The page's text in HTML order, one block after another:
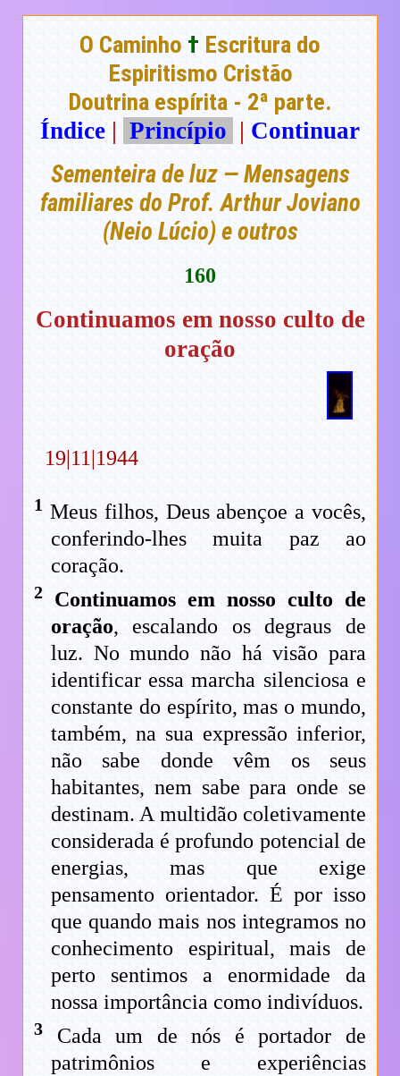
O Caminho † Escritura do
Espiritismo Cristão
Doutrina espírita - 2ª parte.
Índice | Princípio | Continuar
Sementeira de luz — Mensagens
familiares do Prof. Arthur Joviano
(Neio Lúcio) e outros
160
Continuamos em nosso culto de
oração
19|11|1944
1 Meus filhos, Deus abençoe a vocês,
conferindo-lhes muita paz ao
coração.
2
Continuamos em nosso culto de
oração, escalando os degraus de
luz. No mundo não há visão para
identificar essa marcha silenciosa e
constante do espírito, mas o mundo,
também, na sua expressão inferior,
não sabe donde vêm os seus
habitantes, nem sabe para onde se
destinam. A multidão coletivamente
considerada é profundo potencial de
energias, mas que exige
pensamento orientador. É por isso
que quando mais nos integramos no
conhecimento espiritual, mais de
perto sentimos a enormidade da
nossa importância como indivíduos.
3 Cada um de nós é portador de
patrimônios e experiências